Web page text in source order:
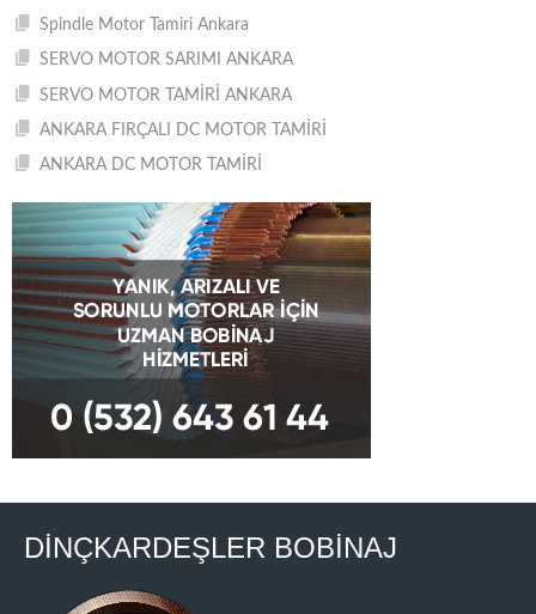
Spindle Motor Tamiri Ankara
SERVO MOTOR SARIMI ANKARA
SERVO MOTOR TAMİRİ ANKARA
ANKARA FIRÇALI DC MOTOR TAMİRİ
ANKARA DC MOTOR TAMİRİ
DİNÇKARDEŞLER BOBİNAJ